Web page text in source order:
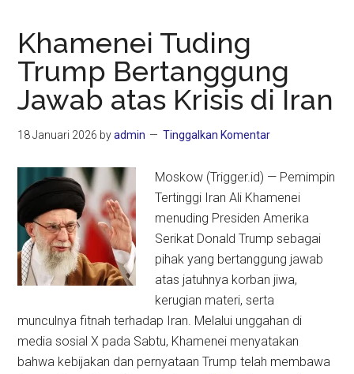
Khamenei Tuding
Trump Bertanggung
Jawab atas Krisis di Iran
18 Januari 2026 byadmin Tinggalkan Komentar
Moskow (Trigger.id) — Pemimpin
Tertinggi Iran Ali Khamenei
menuding Presiden Amerika
Serikat Donald Trump sebagai
pihak yang bertanggung jawab
atas jatuhnya korban jiwa,
kerugian materi, serta
munculnya fitnah terhadap Iran. Melalui unggahan di
media sosial X pada Sabtu, Khamenei menyatakan
bahwa kebijakan dan pernyataan Trump telah membawa